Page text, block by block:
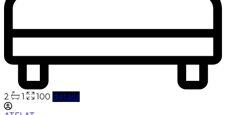
2 1 100 details